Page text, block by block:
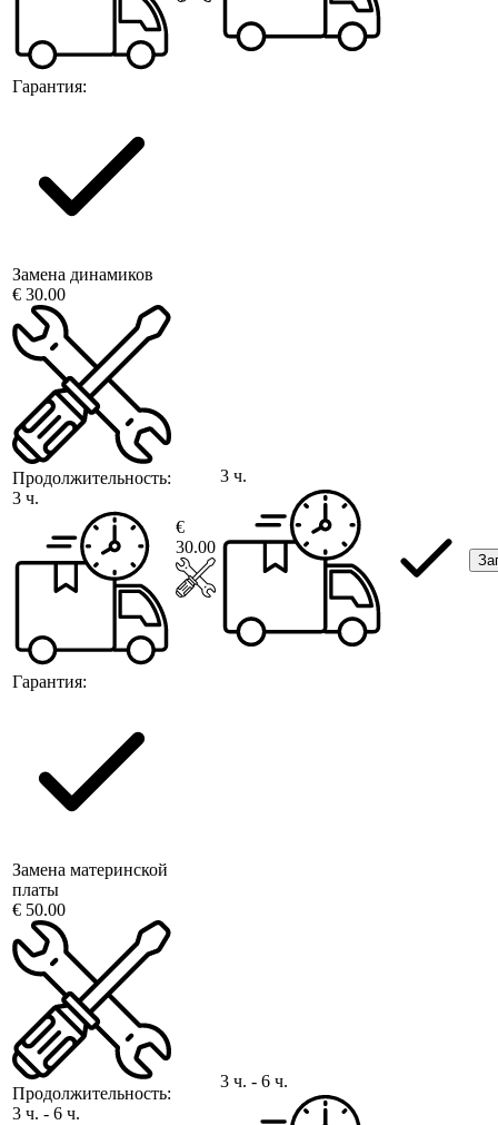
Гарантия:
Замена динамиков
€ 30.00
Продолжительность:
3 ч.
Гарантия:
€
30.00
3 ч.
Замена материнской
платы
€ 50.00
Продолжительность:
3 ч. - 6 ч.
3 ч. - 6 ч.